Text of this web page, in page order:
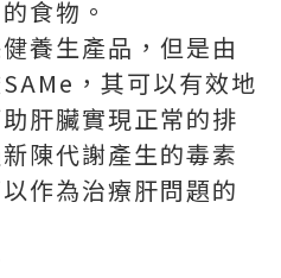
食物。
養生產品，但是由
，其可以有效地
肝臟實現正常的排
陳代謝產生的毒素
作為治療肝問題的